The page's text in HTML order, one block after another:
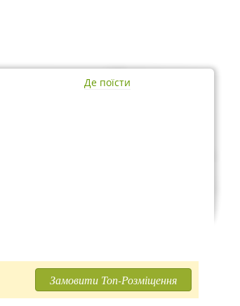
Де поїсти
Замовити Топ-Розміщення